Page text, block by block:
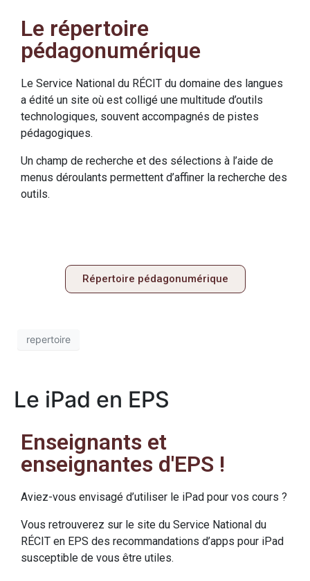
Le répertoire
pédagonumérique
Le Service National du RÉCIT du domaine des langues
a édité un site où est colligé une multitude d’outils
technologiques, souvent accompagnés de pistes
pédagogiques.
Un champ de recherche et des sélections à l’aide de
menus déroulants permettent d’affiner la recherche des
outils.
Répertoire pédagonumérique
repertoire
Le iPad en EPS
Enseignants et
enseignantes d'EPS !
Aviez-vous envisagé d’utiliser le iPad pour vos cours ?
Vous retrouverez sur le site du Service National du
RÉCIT en EPS des recommandations d’apps pour iPad
susceptible de vous être utiles.